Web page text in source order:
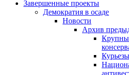
Завершенные проекты
Демократия в осаде
Новости
Архив
Курьезы